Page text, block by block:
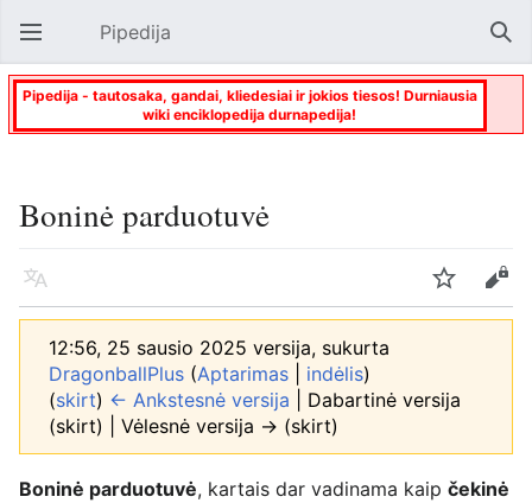
Atverti pagrindinį meniu Pipedija
Pipedija - tautosaka, gandai, kliedesiai ir jokios tiesos! Durniausia
wiki enciklopedija durnapedija!
Boninė parduotuvė
Kalba Stebėti Keisti
12:56, 25 sausio 2025 versija, sukurta
DragonballPlus (Aptarimas indėlis)
(skirt) ← Ankstesnė versija | Dabartinė versija
(skirt) | Vėlesnė versija → (skirt)
Boninė parduotuvė, kartais dar vadinama kaip čekinė